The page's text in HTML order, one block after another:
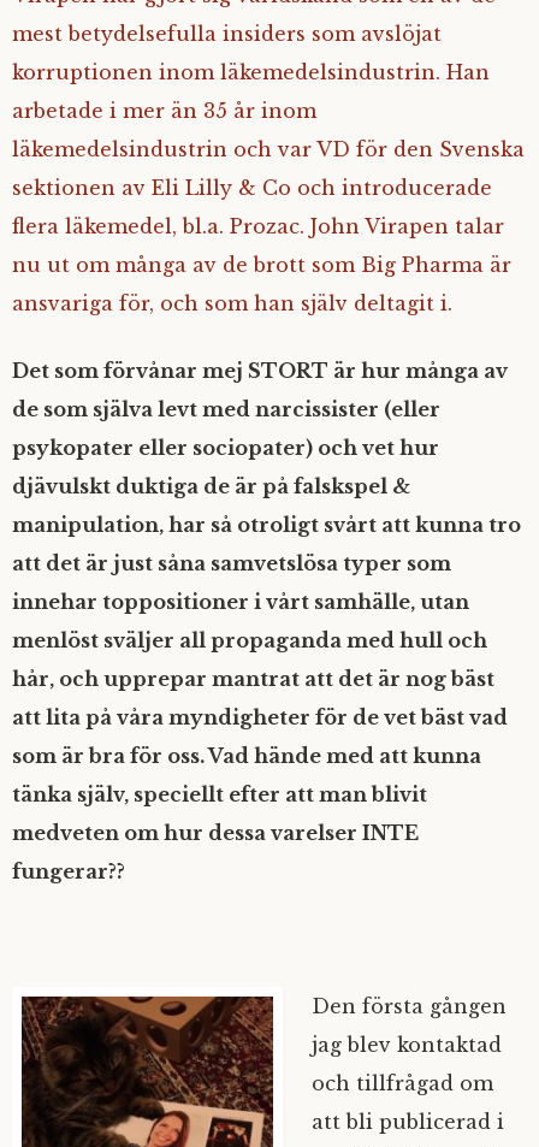
mest betydelsefulla insiders som avslöjat
korruptionen inom läkemedelsindustrin. Han
arbetade i mer än 35 år inom
läkemedelsindustrin och var VD för den Svenska
sektionen av Eli Lilly & Co och introducerade
flera läkemedel, bl.a. Prozac. John Virapen talar
nu ut om många av de brott som Big Pharma är
ansvariga för, och som han själv deltagit i.
Det som förvånar mej STORT är hur många av
de som själva levt med narcissister (eller
psykopater eller sociopater) och vet hur
djävulskt duktiga de är på falskspel &
manipulation, har så otroligt svårt att kunna tro
att det är just såna samvetslösa typer som
innehar toppositioner i vårt samhälle, utan
menlöst sväljer all propaganda med hull och
hår, och upprepar mantrat att det är nog bäst
att lita på våra myndigheter för de vet bäst vad
som är bra för oss. Vad hände med att kunna
tänka själv, speciellt efter att man blivit
medveten om hur dessa varelser INTE
fungerar??
Den första gången
jag blev kontaktad
och tillfrågad om
att bli publicerad i